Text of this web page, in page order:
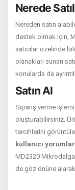
Nerede
Nereden satın
destek olmak için,
satıcılar özelinde
olanakları sunan
konularda da
Satın Al
Sipariş verme işlemi
oluşturabilirsiniz.
tercihlerini
kullanıcı
MD2320
de göz önüne